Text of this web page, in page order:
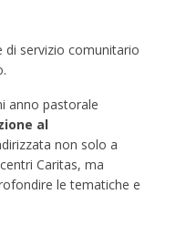
di servizio comunitario
anno pastorale
al
non solo a
Caritas, ma
le tematiche e